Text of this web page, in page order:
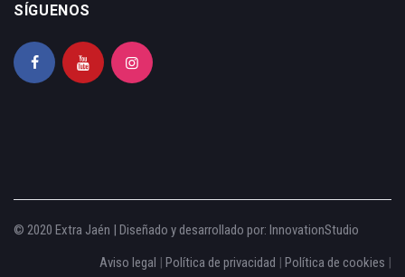
SÍGUENOS
© 2020 Extra Jaén | Diseñado y desarrollado por: InnovationStudio
Aviso legal | Política de privacidad | Política de cookies |